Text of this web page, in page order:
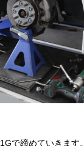
で締めていきます。